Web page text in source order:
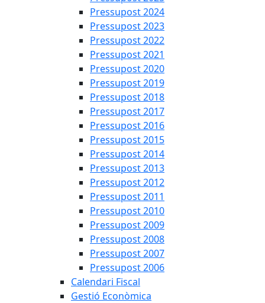
Pressupost 2024
Pressupost 2023
Pressupost 2022
Pressupost 2021
Pressupost 2020
Pressupost 2019
Pressupost 2018
Pressupost 2017
Pressupost 2016
Pressupost 2015
Pressupost 2014
Pressupost 2013
Pressupost 2012
Pressupost 2011
Pressupost 2010
Pressupost 2009
Pressupost 2008
Pressupost 2007
Pressupost 2006
Calendari Fiscal
Gestió Econòmica